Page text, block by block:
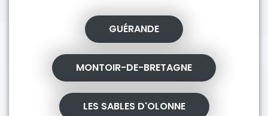
GUÉRANDE
MONTOIR-DE-BRETAGNE
LES SABLES D'OLONNE